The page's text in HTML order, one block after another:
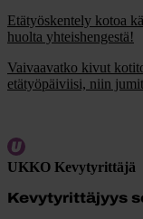
Etätyöskentely kotoa
huolta yhteishengestä!
Vaivaavatko kivut
etätyöpäiviisi, niin
UKKO Kevytyrittäjä
Kevytyrittäjyys